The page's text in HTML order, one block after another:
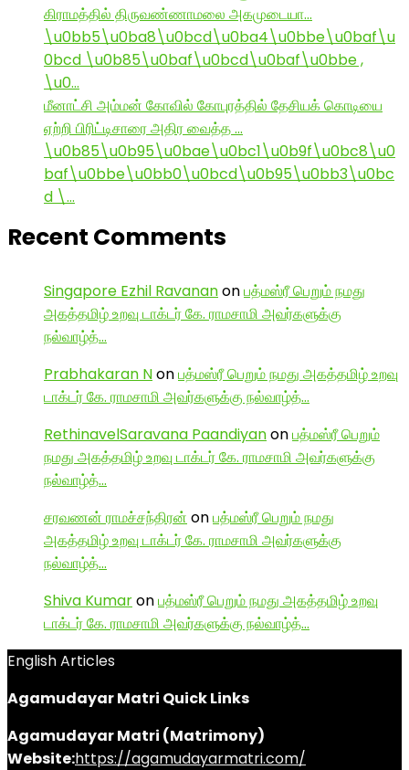
கிராமத்தில் திருவண்ணாமலை அகமுடையா…
\u0bb5\u0ba8\u0bcd\u0ba4\u0bbe\u0baf\u
0bcd \u0b85\u0baf\u0bcd\u0baf\u0bbe ,
\u0…
மீனாட்சி அம்மன் கோவில் கோபுரத்தில் தேசியக் கொடியை
ஏற்றி பிரிட்டிசாரை அதிர வைத்த …
\u0b85\u0b95\u0bae\u0bc1\u0b9f\u0bc8\u0
baf\u0bbe\u0bb0\u0bcd\u0b95\u0bb3\u0bc
d \…
Recent Comments
Singapore Ezhil Ravananonபத்மஸ்ரீ பெறும் நமது
அகத்தமிழ் உறவு டாக்டர் கே. ராமசாமி அவர்களுக்கு
நல்வாழ்த்…
Prabhakaran Nonபத்மஸ்ரீ பெறும் நமது அகத்தமிழ் உறவு
டாக்டர் கே. ராமசாமி அவர்களுக்கு நல்வாழ்த்…
RethinavelSaravana Paandiyanonபத்மஸ்ரீ பெறும்
நமது அகத்தமிழ் உறவு டாக்டர் கே. ராமசாமி அவர்களுக்கு
நல்வாழ்த்…
சரவணன் ராமச்சந்திரன் onபத்மஸ்ரீ பெறும் நமது
அகத்தமிழ் உறவு டாக்டர் கே. ராமசாமி அவர்களுக்கு
நல்வாழ்த்…
Shiva Kumaronபத்மஸ்ரீ பெறும் நமது அகத்தமிழ் உறவு
டாக்டர் கே. ராமசாமி அவர்களுக்கு நல்வாழ்த்…
English Articles
Agamudayar Matri Quick Links
Agamudayar Matri (Matrimony)
Website:https://agamudayarmatri.com/